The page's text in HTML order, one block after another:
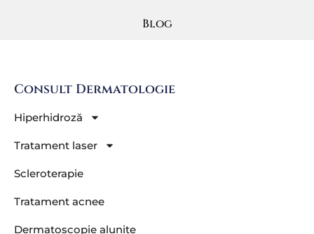
Blog
Consult Dermatologie
Hiperhidroză
Tratament laser
Scleroterapie
Tratament acnee
Dermatoscopie alunițe